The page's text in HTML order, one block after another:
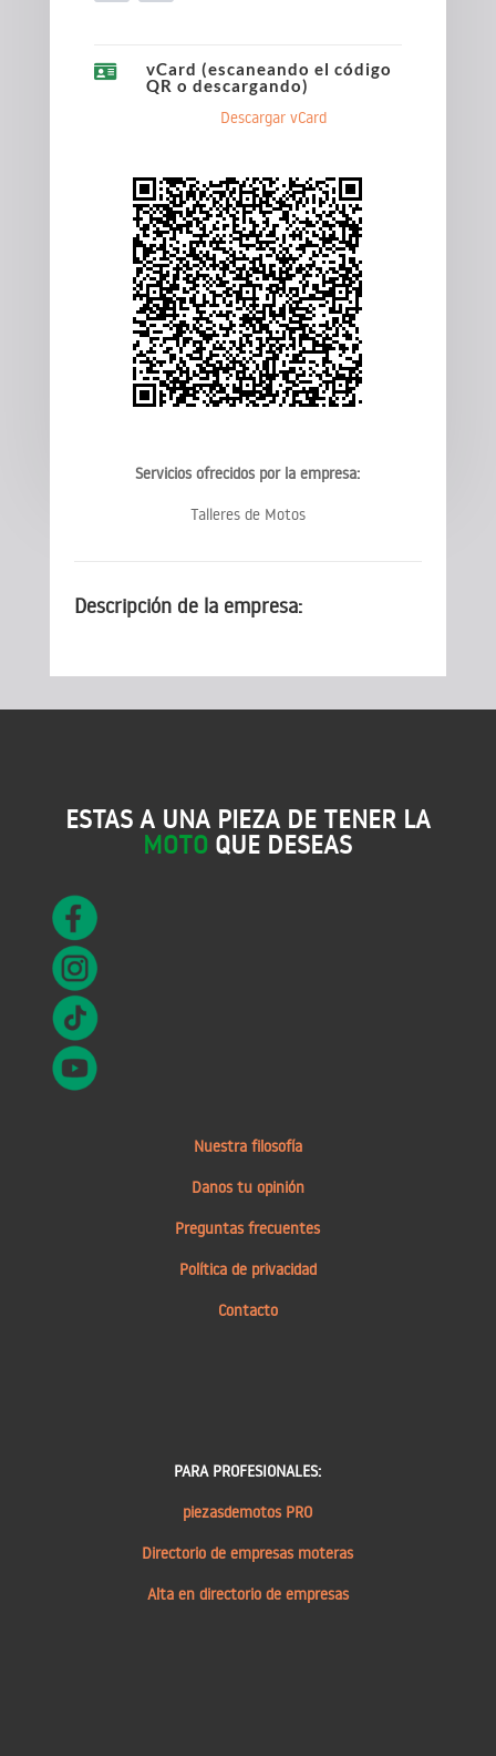

vCard (escaneando el código
QR o descargando)
Descargar vCard
Servicios ofrecidos por la empresa:
Talleres de Motos
Descripción de la empresa:
ESTAS A UNA PIEZA DE TENER LA
MOTO QUE DESEAS
Nuestra filosofía
Danos tu opinión
Preguntas frecuentes
Política de privacidad
Contacto
PARA PROFESIONALES:
piezasdemotos PRO
Directorio de empresas moteras
Alta en directorio de empresas